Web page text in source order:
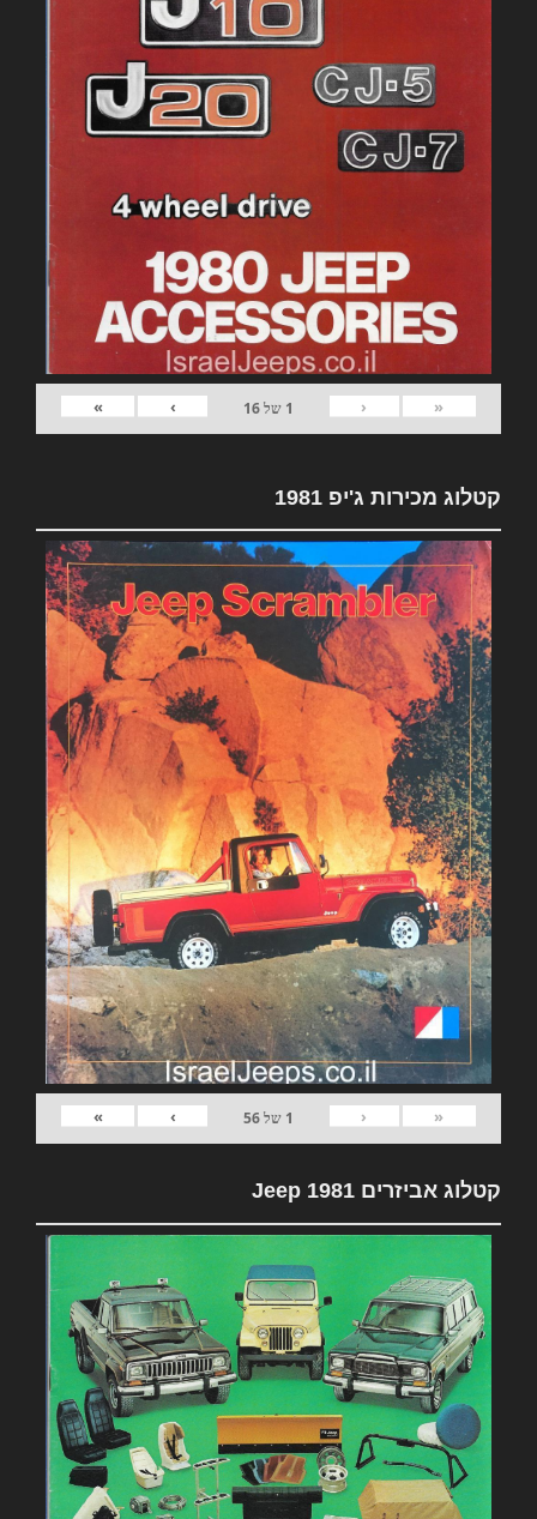
«
‹
1 של16
›
»
קטלוג מכירות ג'יפ 1981
«
‹
1 של56
›
»
קטלוג אביזרים 1981 Jeep